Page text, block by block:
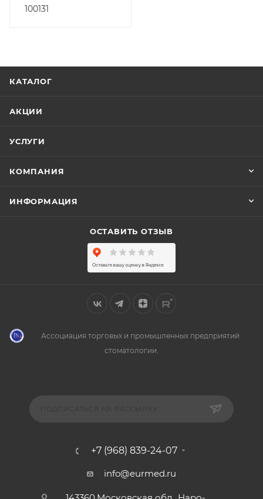
100131
КАТАЛОГ
АКЦИИ
УСЛУГИ
КОМПАНИЯ
ИНФОРМАЦИЯ
ОСТАВИТЬ ОТЗЫВ
Ассоциация торговых и промышленных предприятий
стоматологии.
+7 (968) 839-24-07
info@eurmed.ru